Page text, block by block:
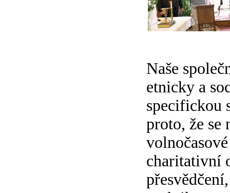
Naše
etnicky a
specifickou
proto, že se
charitativní